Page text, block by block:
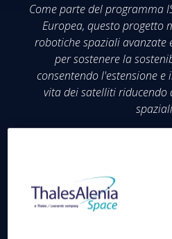
Come parte del programma
Europea, questo progetto
robotiche spaziali avanzate
per sostenere la
consentendo l'estensione
vita dei satelliti
Alenia Space, una joint
dalla Commissione Europea
EROSS SC dedicato alle